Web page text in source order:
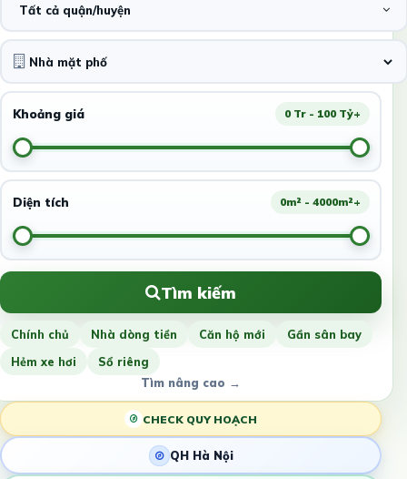
Tất cả quận/huyện
Khoảng giá 0 Tr - 100 Tỷ+
Diện tích 0m² - 4000m²+
Tìm kiếm
Chính chủ Nhà dòng tiền Căn hộ mới
Gần sân bay
Hẻm xe hơi
Sổ riêng
Tìm nâng cao →
CHECK QUY HOẠCH
QH Hà Nội